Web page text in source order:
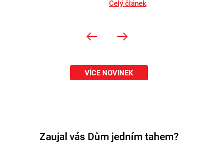
Celý článek
VÍCE NOVINEK
Zaujal vás Dům jedním tahem?